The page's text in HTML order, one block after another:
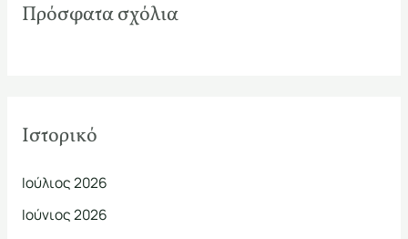
Πρόσφατα σχόλια
Ιστορικό
Ιούλιος 2026
Ιούνιος 2026